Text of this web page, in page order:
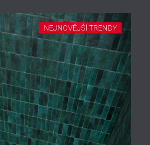
NEJNOVĚJŠÍ TRENDY